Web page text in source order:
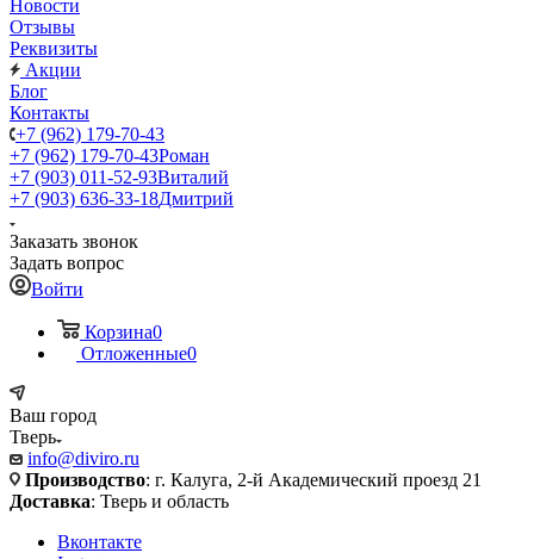
Новости
Отзывы
Реквизиты
Акции
Блог
Контакты
+7 (962) 179-70-43
+7 (962) 179-70-43Роман
+7 (903) 011-52-93Виталий
+7 (903) 636-33-18Дмитрий
Заказать звонок
Задать вопрос
Войти
Корзина0
Отложенные0
Ваш город
Тверь
info@diviro.ru
Производство: г. Калуга, 2-й Академический проезд 21
Доставка: Тверь и область
Вконтакте